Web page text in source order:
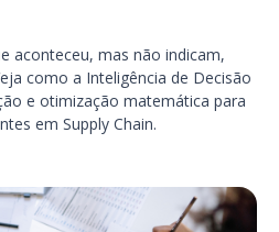
aconteceu, mas não indicam,
como a Inteligência de Decisão
e otimização matemática para
em Supply Chain.